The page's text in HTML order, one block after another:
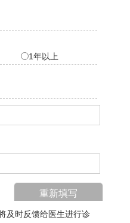
1年以上
及时反馈给医生进行诊